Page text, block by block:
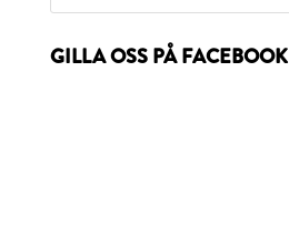
GILLA OSS PÅ FACEBOOK